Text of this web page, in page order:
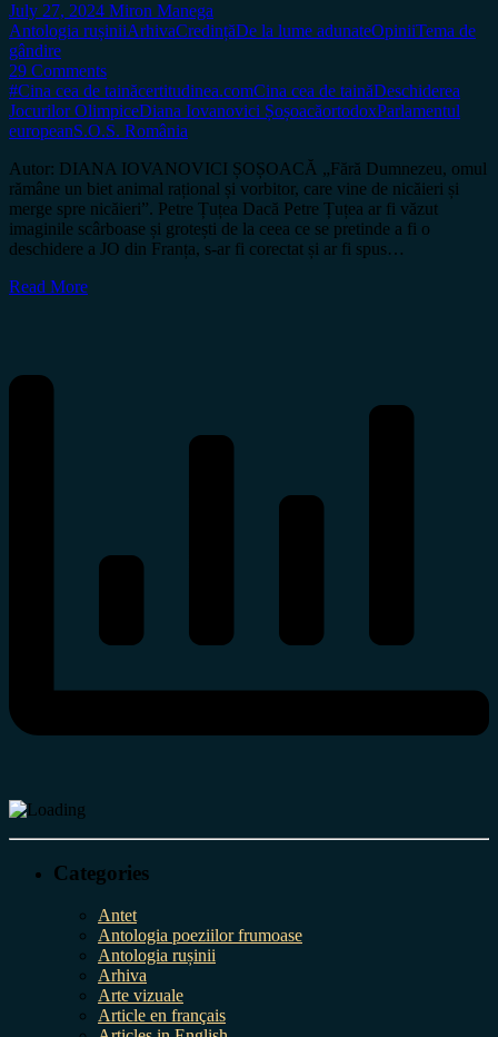
July 27, 2024 Miron Manega
Antologia rușiniiArhivaCredințăDe la lume adunateOpiniiTema de
gândire
29 Comments
#Cina cea de tainăcertitudinea.comCina cea de tainăDeschiderea
Jocurilor OlimpiceDiana Iovanovici ȘoșoacăortodoxParlamentul
europeanS.O.S. România
Autor: DIANA IOVANOVICI ȘOȘOACĂ „Fără Dumnezeu, omul
rămâne un biet animal rațional și vorbitor, care vine de nicăieri și
merge spre nicăieri”. Petre Țuțea Dacă Petre Țuțea ar fi văzut
imaginile scârboase și grotești de la ceea ce se pretinde a fi o
deschidere a JO din Franța, s-ar fi corectat și ar fi spus…
Read More
Categories
Antet
Antologia poeziilor frumoase
Antologia rușinii
Arhiva
Arte vizuale
Article en français